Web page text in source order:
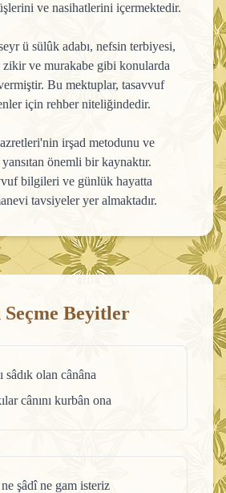
ve nasihatlerini içermektedir.
ü sülûk adabı, nefsin terbiyesi,
ve murakabe gibi konularda
Bu mektuplar, tasavvuf
için rehber niteliğindedir.
irşad metodunu ve
yansıtan önemli bir kaynaktır.
bilgileri ve günlük hayatta
tavsiyeler yer almaktadır.
Seçme Beyitler
sâdık olan cânâna
cânını kurbân ona
şâdî ne gam isteriz